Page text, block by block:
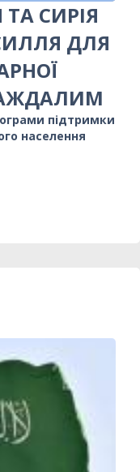
ТА СИРІЯ
ДЛЯ
підтримки
населення